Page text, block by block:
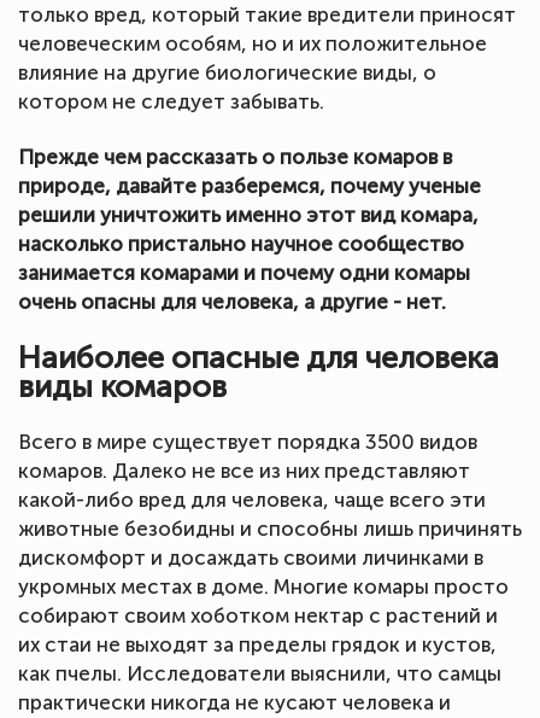
только вред, который такие вредители приносят
человеческим особям, но и их положительное
влияние на другие биологические виды, о
котором не следует забывать.
Прежде чем рассказать о пользе комаров в
природе, давайте разберемся, почему ученые
решили уничтожить именно этот вид комара,
насколько пристально научное сообщество
занимается комарами и почему одни комары
очень опасны для человека, а другие - нет.
Наиболее опасные для человека
виды комаров
Всего в мире существует порядка 3500 видов
комаров. Далеко не все из них представляют
какой-либо вред для человека, чаще всего эти
животные безобидны и способны лишь причинять
дискомфорт и досаждать своими личинками в
укромных местах в доме. Многие комары просто
собирают своим хоботком нектар с растений и
их стаи не выходят за пределы грядок и кустов,
как пчелы. Исследователи выяснили, что самцы
практически никогда не кусают человека и